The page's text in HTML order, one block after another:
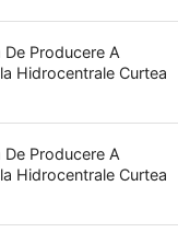
De Producere A
Hidrocentrale Curtea
De Producere A
Hidrocentrale Curtea